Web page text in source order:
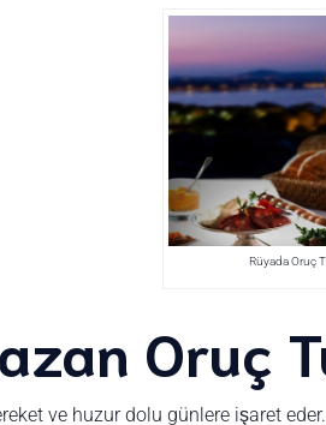
Rüyada Oruç
Oruç
ve huzur dolu günlere işaret